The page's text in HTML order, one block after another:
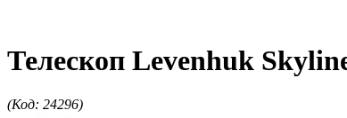
Телескоп Levenhuk
(Код: 24296)